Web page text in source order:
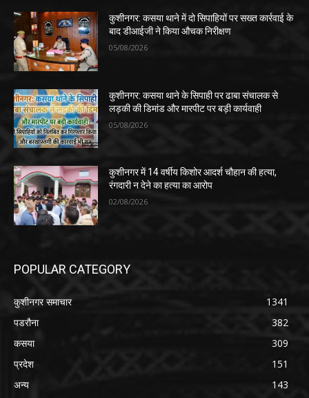
कुशीनगर: कसया थाने में दो सिपाहियों पर सख्त कार्रवाई के
बाद डीआईजी ने किया औचक निरीक्षण
05/08/2026
कुशीनगर: कसया थाने के सिपाही पर ढाबा संचालक से
लड़की की डिमांड और मारपीट पर बड़ी कार्यवाही
05/08/2026
कुशीनगर में 14 वर्षीय किशोर आदर्श चौहान की हत्या,
रंगदारी न देने का हत्या का आरोप
02/08/2026
POPULAR CATEGORY
कुशीनगर समाचार
1341
पडरौना
382
कसया
309
प्रदेश
151
अन्य
143